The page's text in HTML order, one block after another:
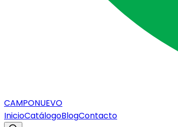
CAMPONUEVO
InicioCatálogoBlogContacto